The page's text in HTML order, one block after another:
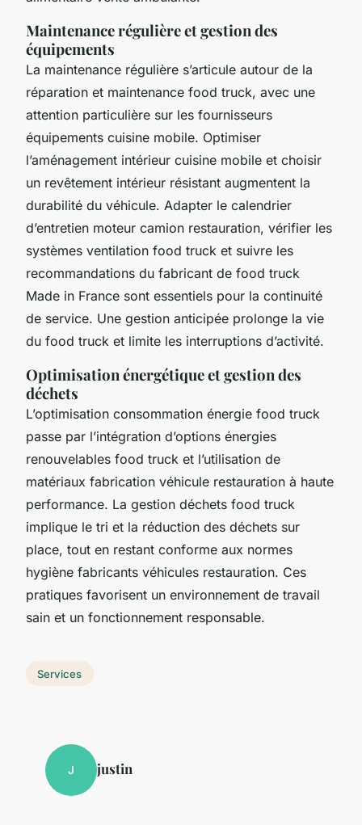
Maintenance régulière et gestion des
équipements
La maintenance régulière s’articule autour de la
réparation et maintenance food truck, avec une
attention particulière sur les fournisseurs
équipements cuisine mobile. Optimiser
l’aménagement intérieur cuisine mobile et choisir
un revêtement intérieur résistant augmentent la
durabilité du véhicule. Adapter le calendrier
d’entretien moteur camion restauration, vérifier les
systèmes ventilation food truck et suivre les
recommandations du fabricant de food truck
Made in France sont essentiels pour la continuité
de service. Une gestion anticipée prolonge la vie
du food truck et limite les interruptions d’activité.
Optimisation énergétique et gestion des
déchets
L’optimisation consommation énergie food truck
passe par l’intégration d’options énergies
renouvelables food truck et l’utilisation de
matériaux fabrication véhicule restauration à haute
performance. La gestion déchets food truck
implique le tri et la réduction des déchets sur
place, tout en restant conforme aux normes
hygiène fabricants véhicules restauration. Ces
pratiques favorisent un environnement de travail
sain et un fonctionnement responsable.
Services
J justin